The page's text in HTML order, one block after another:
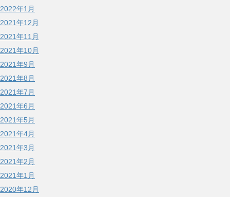
2022年1月
2021年12月
2021年11月
2021年10月
2021年9月
2021年8月
2021年7月
2021年6月
2021年5月
2021年4月
2021年3月
2021年2月
2021年1月
2020年12月